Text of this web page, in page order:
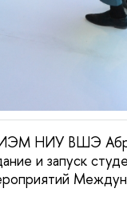
НИУ ВШЭ
и запуск